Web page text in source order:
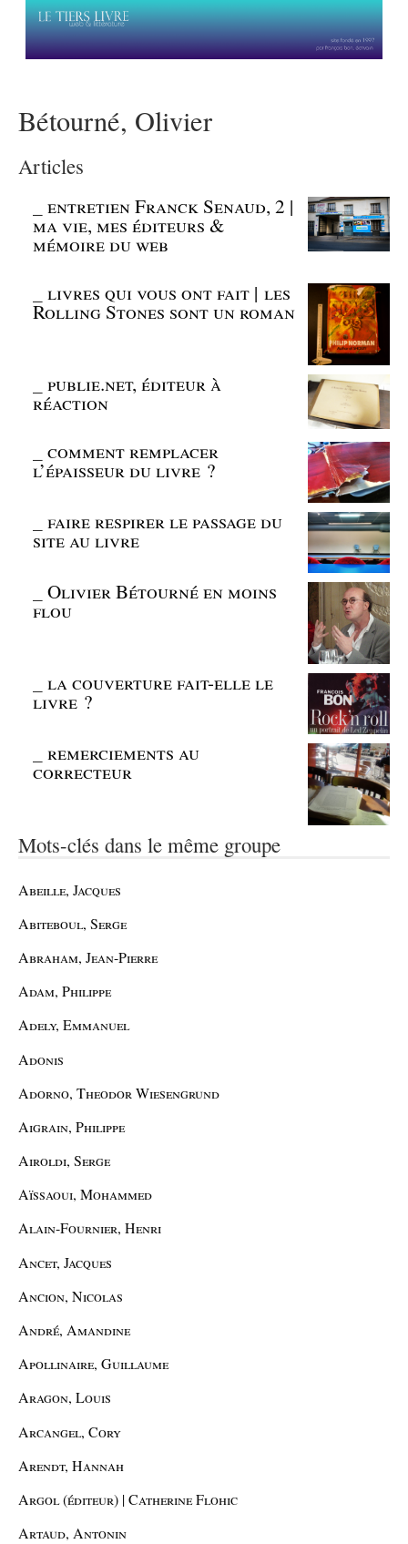
Bétourné, Olivier
Articles
_entretien Franck Senaud, 2 |
ma vie, mes éditeurs &
mémoire du web
_livres qui vous ont fait | les
Rolling Stones sont un roman
_publie.net, éditeur à
réaction
_comment remplacer
l’épaisseur du livre ?
_faire respirer le passage du
site au livre
_Olivier Bétourné en moins
flou
_la couverture fait-elle le
livre ?
_remerciements au
correcteur
Mots-clés dans le même groupe
Abeille, Jacques
Abiteboul, Serge
Abraham, Jean-Pierre
Adam, Philippe
Adely, Emmanuel
Adonis
Adorno, Theodor Wiesengrund
Aigrain, Philippe
Airoldi, Serge
Aïssaoui, Mohammed
Alain-Fournier, Henri
Ancet, Jacques
Ancion, Nicolas
André, Amandine
Apollinaire, Guillaume
Aragon, Louis
Arcangel, Cory
Arendt, Hannah
Argol (éditeur) | Catherine Flohic
Artaud, Antonin